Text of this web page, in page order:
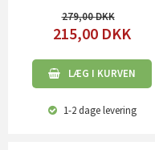
279,00
215,00 DKK
LÆG I KURVEN
1-2 dagelevering